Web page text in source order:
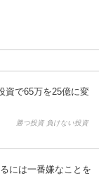
資で65万を25億に変
勝つ投資 負けない投資
には一番嫌なことを